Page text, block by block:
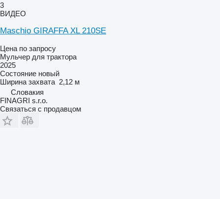
3
ВИДЕО
Maschio GIRAFFA XL 210SE
Цена по запросу
Мульчер для трактора
2025
Состояние новый
Ширина захвата 2,12 м
Словакия
FINAGRI s.r.o.
Связаться с продавцом